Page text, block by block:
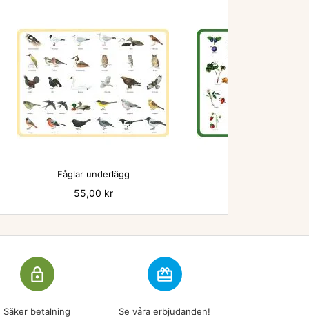

Fåglar underlägg
Pris
55,00 kr
lock_outline
Säker betalning
redeem
Se våra erbjudanden!